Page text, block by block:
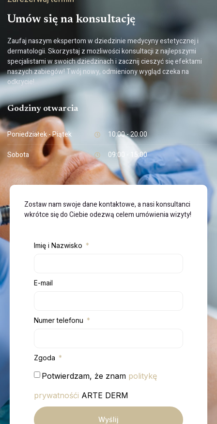
Umów się na konsultację
Zaufaj naszym ekspertom w dziedzinie medycyny estetycznej i
dermatologii. Skorzystaj z możliwości konsultacji z najlepszymi
specjalistami w swoich dziedzinach i zacznij cieszyć się efektami
naszych zabiegów! Twój nowy, odmieniony wygląd czeka na
odkrycie!
Godziny otwarcia
Poniedziałek - Piątek
10:00 - 20:00
Sobota
09:00 - 15:00
Zostaw nam swoje dane kontaktowe, a nasi konsultanci
wkrótce się do Ciebie odezwą celem umówienia wizyty!
Imię i Nazwisko
E-mail
Numer telefonu
Zgoda
Potwierdzam, że znam politykę
prywatnośći ARTE DERM
Wyślij